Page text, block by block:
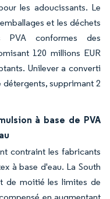
les adoucissants. Le
et les déchets
PVA conformes des
120 millions EUR
Unilever a converti
détergents, supprimant 2
à base de PVA
contraint les fabricants
à base d'eau. La South
de moitié les limites de